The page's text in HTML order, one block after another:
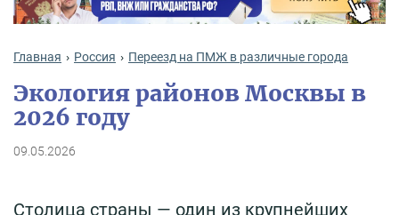
Главная Россия Переезд на ПМЖ в различные города
Экология районов Москвы в
2026 году
09.05.2026
Столица страны — один из крупнейших